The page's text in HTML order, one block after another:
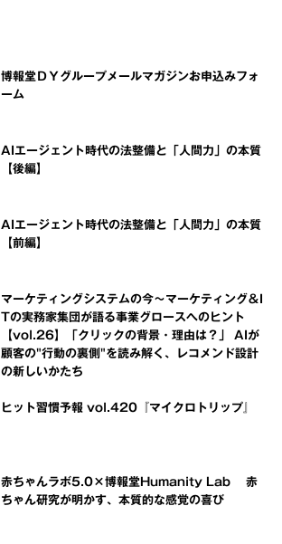
博報堂ＤＹグループメールマガジンお申込みフォ
ーム
AIエージェント時代の法整備と「人間力」の本質
【後編】
AIエージェント時代の法整備と「人間力」の本質
【前編】
マーケティングシステムの今～マーケティング＆I
Tの実務家集団が語る事業グロースへのヒント
【vol.26】「クリックの背景・理由は？」 AIが
顧客の"行動の裏側"を読み解く、レコメンド設計
の新しいかたち
ヒット習慣予報 vol.420『マイクロトリップ』
赤ちゃんラボ5.0×博報堂Humanity Lab 赤
ちゃん研究が明かす、本質的な感覚の喜び